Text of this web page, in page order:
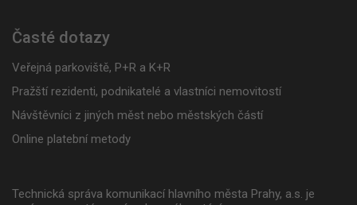
Časté dotazy
Veřejná parkoviště, P+R a K+R
Pražští rezidenti, podnikatelé a vlastníci nemovitostí
Návštěvníci z jiných měst nebo městských částí
Online platební metody
Technická správa komunikací hlavního města Prahy, a.s. je